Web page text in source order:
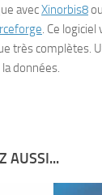
avecXinorbis8
. Ce
très complètes.
données.
AUSSI...